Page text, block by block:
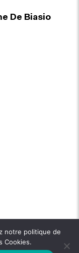
De Biasio
notre politique de
Cookies.